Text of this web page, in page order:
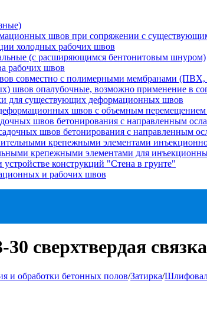
швов при сопряжении с
холодных рабочих швов
(с расширяющимся бентонитовым шнуром)
рабочих швов
совместно с полимерными мембранами
швов опалубочные, возможно применение в
для существующих деформационных швов
швов с объемным
швов бетонирования с направленным
швов бетонирования с направленным
крепежными элементами
крепежными элементами для
конструкций "Стена в грунте"
и рабочих швов
сверхтвердая
и обработки бетонных полов/Затирка/